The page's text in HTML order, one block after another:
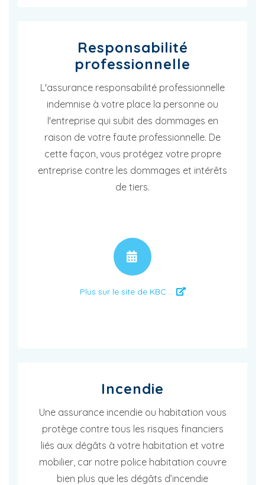
Responsabilité
professionnelle
L'assurance responsabilité professionnelle
indemnise à votre place la personne ou
l'entreprise qui subit des dommages en
raison de votre faute professionnelle. De
cette façon, vous protégez votre propre
entreprise contre les dommages et intérêts
de tiers.
Plus sur le site de KBC ...
Incendie
Une assurance incendie ou habitation vous
protège contre tous les risques financiers
liés aux dégâts à votre habitation et votre
mobilier, car notre police habitation couvre
bien plus que les dégâts d’incendie